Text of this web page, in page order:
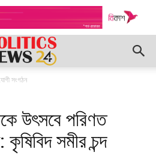
সংগঠন
উৎসবে পরিণত
সমীর চন্দ